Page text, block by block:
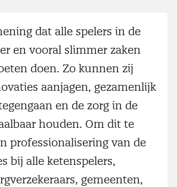
dat alle spelers in de
en vooral slimmer zaken
doen. Zo kunnen zij
aanjagen, gezamenlijk
en de zorg in de
houden. Om dit te
professionalisering van de
bij alle ketenspelers,
gemeenten,